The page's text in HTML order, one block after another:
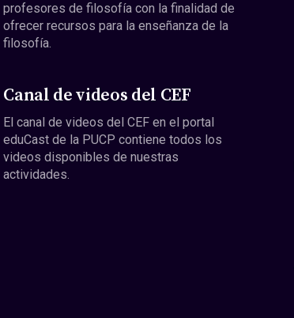
profesores de filosofía con la finalidad de
ofrecer recursos para la enseñanza de la
filosofía.
Canal de videos del CEF
El canal de videos del CEF en el portal
eduCast de la PUCP contiene todos los
videos disponibles de nuestras
actividades.